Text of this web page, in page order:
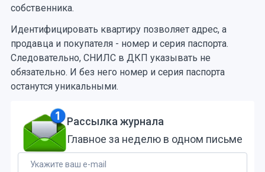
собственника.
Идентифицировать квартиру позволяет адрес, а
продавца и покупателя - номер и серия паспорта.
Следовательно, СНИЛС в ДКП указывать не
обязательно. И без него номер и серия паспорта
останутся уникальными.
Рассылка журнала
Главное за неделю в одном письме